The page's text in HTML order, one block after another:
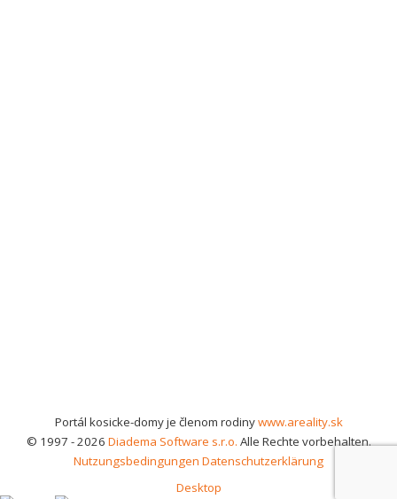
Portál kosicke-domy je členom rodinywww.areality.sk
© 1997 - 2026 Diadema Software s.r.o. Alle Rechte vorbehalten.
Nutzungsbedingungen Datenschutzerklärung
Desktop